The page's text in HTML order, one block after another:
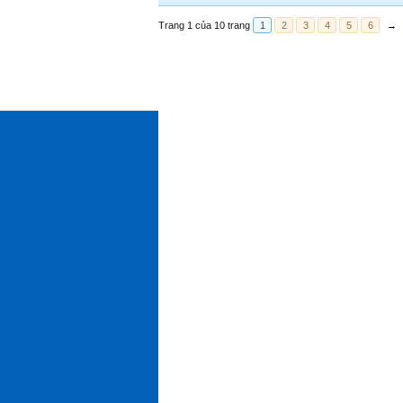
Trang 1 của 10 trang 1 2 3 4 5 6 →